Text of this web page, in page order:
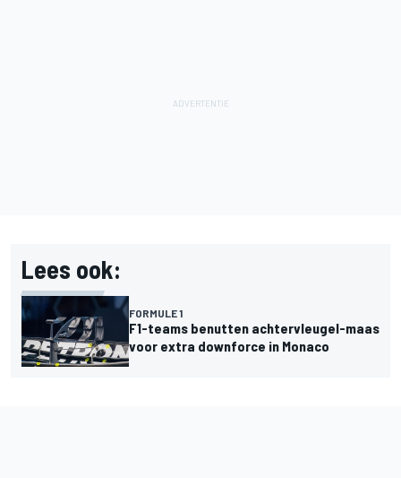
Lees ook:
FORMULE 1
F1-teams benutten achtervleugel-maas
voor extra downforce in Monaco